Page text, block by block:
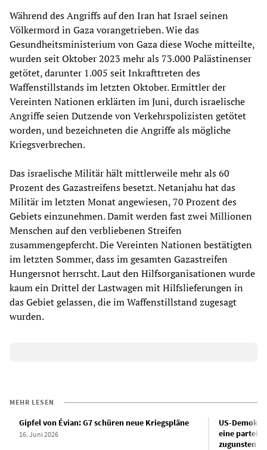
Während des Angriffs auf den Iran hat Israel seinen
Völkermord in Gaza vorangetrieben. Wie das
Gesundheitsministerium von Gaza diese Woche mitteilte,
wurden seit Oktober 2023 mehr als 73.000 Palästinenser
getötet, darunter 1.005 seit Inkrafttreten des
Waffenstillstands im letzten Oktober. Ermittler der
Vereinten Nationen erklärten im Juni, durch israelische
Angriffe seien Dutzende von Verkehrspolizisten getötet
worden, und bezeichneten die Angriffe als mögliche
Kriegsverbrechen.
Das israelische Militär hält mittlerweile mehr als 60
Prozent des Gazastreifens besetzt. Netanjahu hat das
Militär im letzten Monat angewiesen, 70 Prozent des
Gebiets einzunehmen. Damit werden fast zwei Millionen
Menschen auf den verbliebenen Streifen
zusammengepfercht. Die Vereinten Nationen bestätigten
im letzten Sommer, dass im gesamten Gazastreifen
Hungersnot herrscht. Laut den Hilfsorganisationen wurde
kaum ein Drittel der Lastwagen mit Hilfslieferungen in
das Gebiet gelassen, die im Waffenstillstand zugesagt
wurden.
MEHR LESEN
Gipfel von Évian: G7 schüren neue Kriegspläne
16. Juni 2026
US-
eine
zugunsten